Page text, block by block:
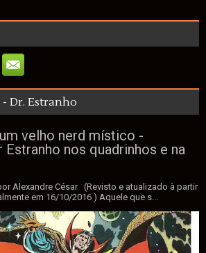
Dr. Estranho
velho nerd místico -
Estranho nos quadrinhos e na
Alexandre César (Revisto e atualizado à partir
em 16/10/2016 ) Aquele que s...